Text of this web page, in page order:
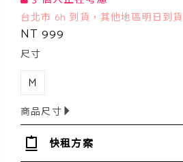
台北市 6h 到貨，其他地區明日到貨
NT 999
尺寸
M
商品尺寸
快租方案